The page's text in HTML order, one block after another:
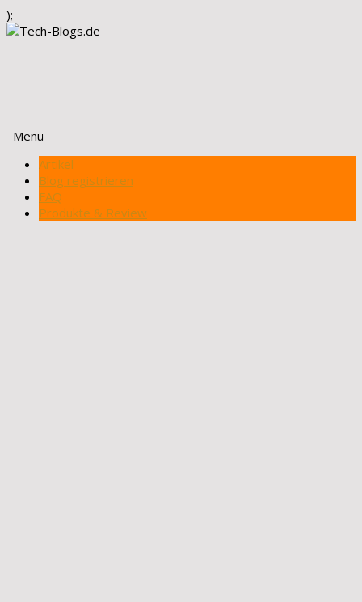
);
Menü
Zum
Inhalt
springen
Artikel
Blog registrieren
FAQ
Produkte & Review